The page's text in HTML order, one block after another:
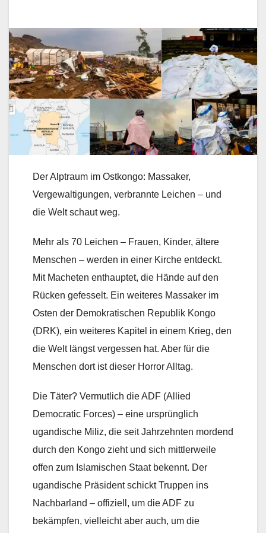
Der Alptraum im Ostkongo: Massaker,
Vergewaltigungen, verbrannte Leichen – und
die Welt schaut weg.
Mehr als 70 Leichen – Frauen, Kinder, ältere
Menschen – werden in einer Kirche entdeckt.
Mit Macheten enthauptet, die Hände auf den
Rücken gefesselt. Ein weiteres Massaker im
Osten der Demokratischen Republik Kongo
(DRK), ein weiteres Kapitel in einem Krieg, den
die Welt längst vergessen hat. Aber für die
Menschen dort ist dieser Horror Alltag.
Die Täter? Vermutlich die ADF (Allied
Democratic Forces) – eine ursprünglich
ugandische Miliz, die seit Jahrzehnten mordend
durch den Kongo zieht und sich mittlerweile
offen zum Islamischen Staat bekennt. Der
ugandische Präsident schickt Truppen ins
Nachbarland – offiziell, um die ADF zu
bekämpfen, vielleicht aber auch, um die